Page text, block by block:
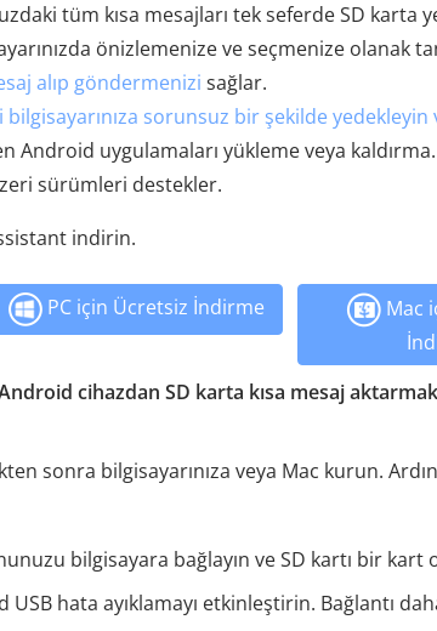
tüm kısa mesajları tek seferde SD karta
önizlemenize ve seçmenize olanak
alıp göndermenizi sağlar.
sorunsuz bir şekilde yedekleyin
Android uygulamaları yükleme veya kaldırma.
sürümleri destekler.
indirin.
PC için Ücretsiz İndirme
Mac
cihazdan SD karta kısa mesaj
sonra bilgisayarınıza veya Mac kurun.
bilgisayara bağlayın ve SD kartı bir kart
USB hata ayıklamayı etkinleştirin. Bağlantı